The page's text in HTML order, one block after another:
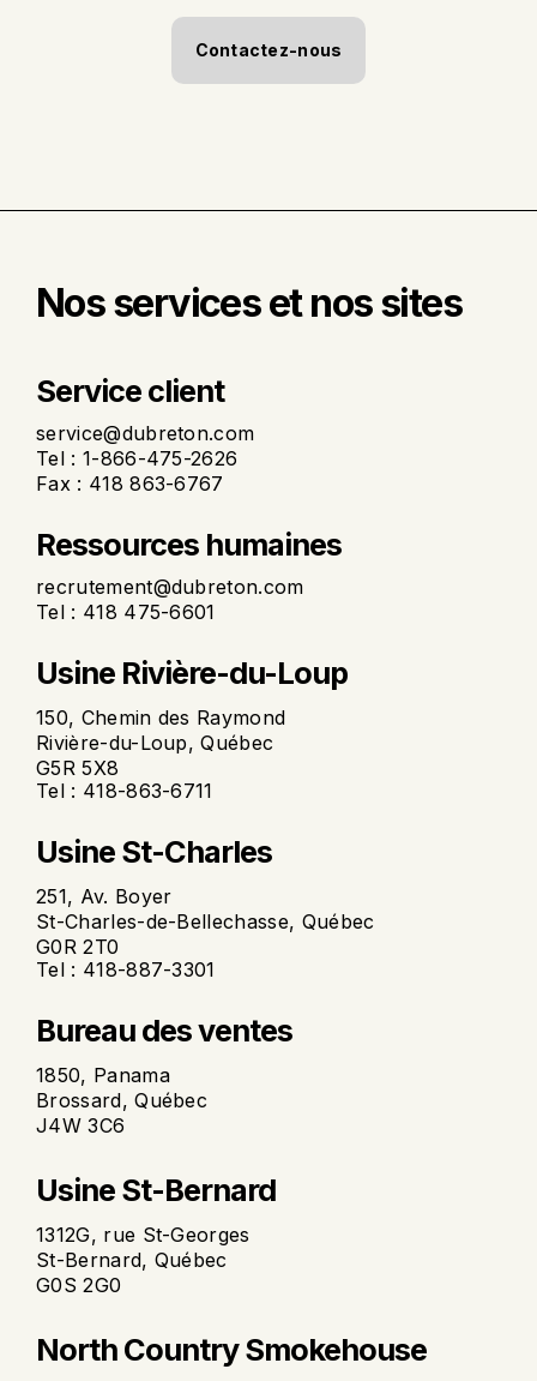
Contactez-nous
Nos services et nos sites
Service client
service@dubreton.com
Tel : 1-866-475-2626
Fax : 418 863-6767
Ressources humaines
recrutement@dubreton.com
Tel : 418 475-6601
Usine Rivière-du-Loup
150, Chemin des Raymond
Rivière-du-Loup, Québec
G5R 5X8
Tel : 418-863-6711
Usine St-Charles
251, Av. Boyer
St-Charles-de-Bellechasse, Québec
G0R 2T0
Tel : 418-887-3301
Bureau des ventes
1850, Panama
Brossard, Québec
J4W 3C6
Usine St-Bernard
1312G, rue St-Georges
St-Bernard, Québec
G0S 2G0
North Country Smokehouse